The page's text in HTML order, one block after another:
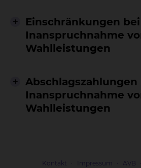
Einschränkungen bei
Inanspruchnahme
Wahlleistungen
Abschlagszahlungen
Inanspruchnahme
Wahlleistungen
Kontakt Impressum AVB